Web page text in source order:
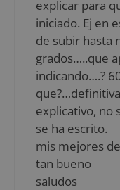
explicar para
iniciado. Ej en
de subir hasta
grados…..que
indicando….?
explicativo, no
se ha escrito.
mis mejores
tan bueno
saludos